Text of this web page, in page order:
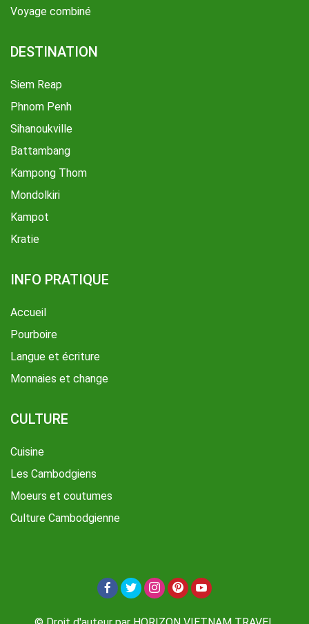
Voyage combiné
DESTINATION
Siem Reap
Phnom Penh
Sihanoukville
Battambang
Kampong Thom
Mondolkiri
Kampot
Kratie
INFO PRATIQUE
Accueil
Pourboire
Langue et écriture
Monnaies et change
CULTURE
Cuisine
Les Cambodgiens
Moeurs et coutumes
Culture Cambodgienne